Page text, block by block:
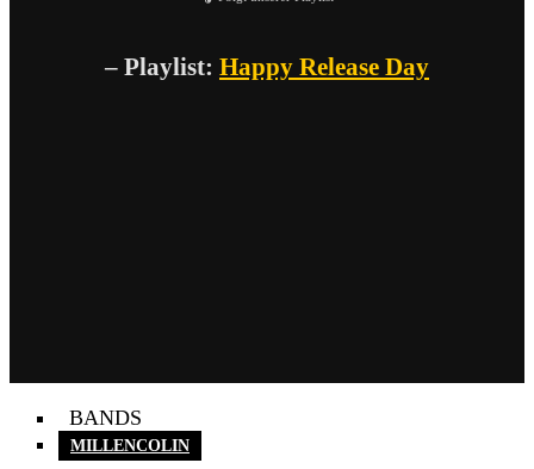
– Playlist: Happy Release Day
BANDS
MILLENCOLIN